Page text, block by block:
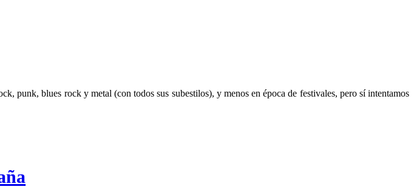
punk, blues rock y metal (con todos sus subestilos), y menos en época de festivales, pero sí intentamos